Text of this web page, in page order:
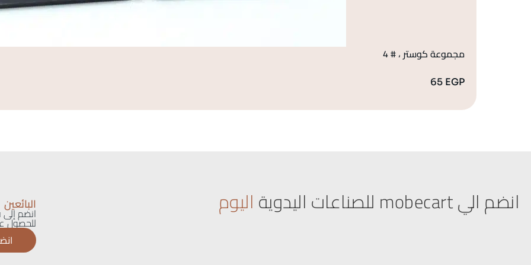
مجموعة كوستر ، # 4
65 EGP
انضم الي mobecart للصناعات اليدوية اليوم البائعين
انضم إلى
للحصول